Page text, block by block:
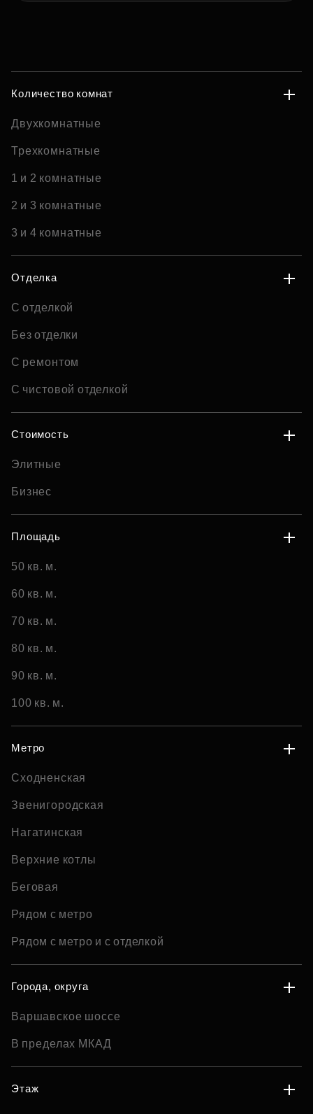
Количество комнат
Двухкомнатные
Трехкомнатные
1 и 2 комнатные
2 и 3 комнатные
3 и 4 комнатные
Отделка
С отделкой
Без отделки
С ремонтом
С чистовой отделкой
Стоимость
Элитные
Бизнес
Площадь
50 кв. м.
60 кв. м.
70 кв. м.
80 кв. м.
90 кв. м.
100 кв. м.
Метро
Сходненская
Звенигородская
Нагатинская
Верхние котлы
Беговая
Рядом с метро
Рядом с метро и с отделкой
Города, округа
Варшавское шоссе
В пределах МКАД
Этаж